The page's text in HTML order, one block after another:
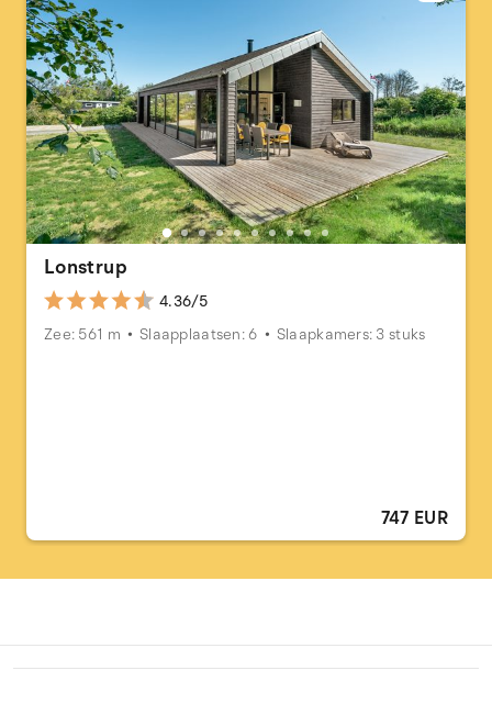
Lonstrup
4.36/5
Zee: 561 m
Slaapplaatsen: 6 Slaapkamers: 3 stuks
747 EUR